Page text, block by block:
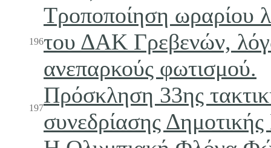
196
Τροποποίηση ωραρίου
του ΔΑΚ Γρεβενών,
ανεπαρκούς φωτισμού.
197
Πρόσκληση 33ης
συνεδρίασης